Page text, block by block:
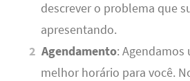
descrever o problema que
apresentando.
Agendamento: Agendamos
melhor horário para você.